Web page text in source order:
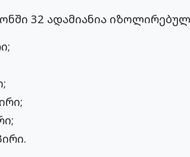
32 ადამიანია